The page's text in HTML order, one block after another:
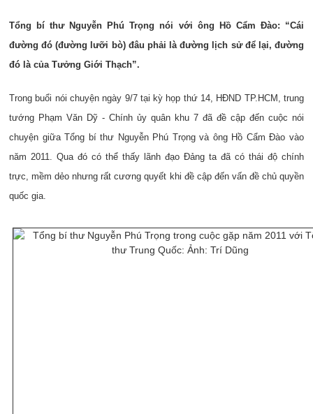
Tổng bí thư Nguyễn Phú Trọng nói với ông Hồ Cẩm Đào: “Cái
đường đó (đường lưỡi bò) đâu phải là đường lịch sử để lại, đường
đó là của Tưởng Giới Thạch”.
Trong buổi nói chuyện ngày 9/7 tại kỳ họp thứ 14, HĐND TP.HCM, trung
tướng Phạm Văn Dỹ - Chính ủy quân khu 7 đã đề cập đến cuộc nói
chuyện giữa Tổng bí thư Nguyễn Phú Trọng và ông Hồ Cẩm Đào vào
năm 2011. Qua đó có thể thấy lãnh đạo Đảng ta đã có thái độ chính
trực, mềm dẻo nhưng rất cương quyết khi đề cập đến vấn đề chủ quyền
quốc gia.